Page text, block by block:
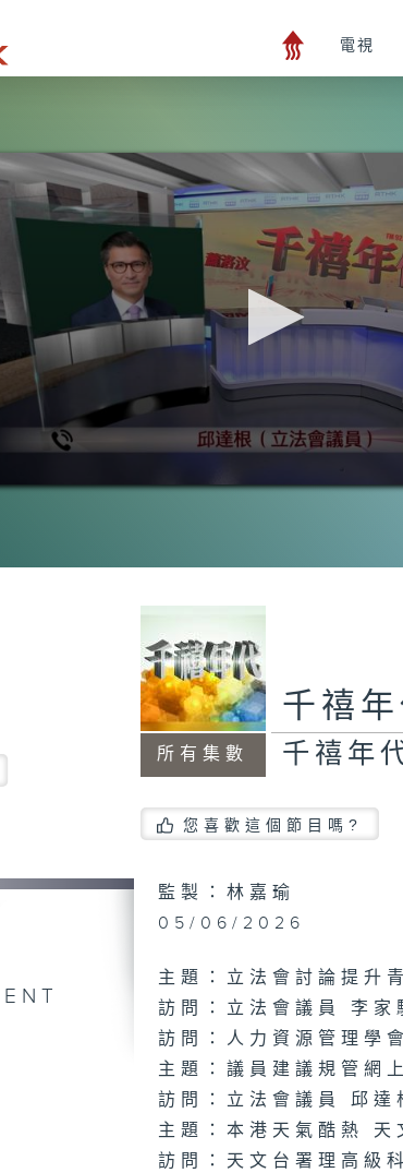
電視
所有集數
千禧
千禧年
您喜歡這個節目嗎?
監製：林嘉瑜
05/06/2026
主題：立法會討論提升
訪問：立法會議員 李家
訪問：人力資源管理學
主題：議員建議規管網
訪問：立法會議員 邱達
主題：本港天氣酷熱 天
訪問：天文台署理高級